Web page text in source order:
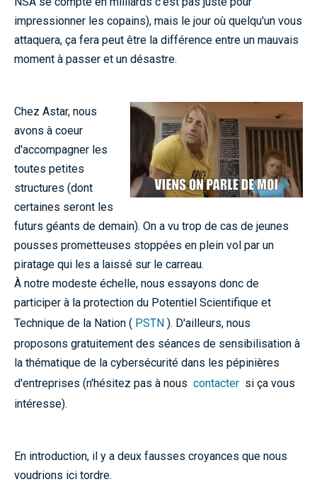
impressionner les copains), mais le jour où quelqu'un vous
attaquera, ça fera peut être la différence entre un mauvais
moment à passer et un désastre.
Chez Astar, nous
avons à coeur
d'accompagner les
toutes petites
structures (dont
certaines seront les
futurs géants de demain). On a vu trop de cas de jeunes
pousses prometteuses stoppées en plein vol par un
piratage qui les a laissé sur le carreau.
À notre modeste échelle, nous essayons donc de
participer à la protection du Potentiel Scientifique et
Technique de la Nation ( PSTN ). D'ailleurs, nous
proposons gratuitement des séances de sensibilisation à
la thématique de la cybersécurité dans les pépinières
d'entreprises (n'hésitez pas à nous contacter si ça vous
intéresse).
En introduction, il y a deux fausses croyances que nous
voudrions ici tordre.